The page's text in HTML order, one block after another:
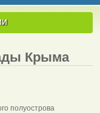
Крыма
полуострова